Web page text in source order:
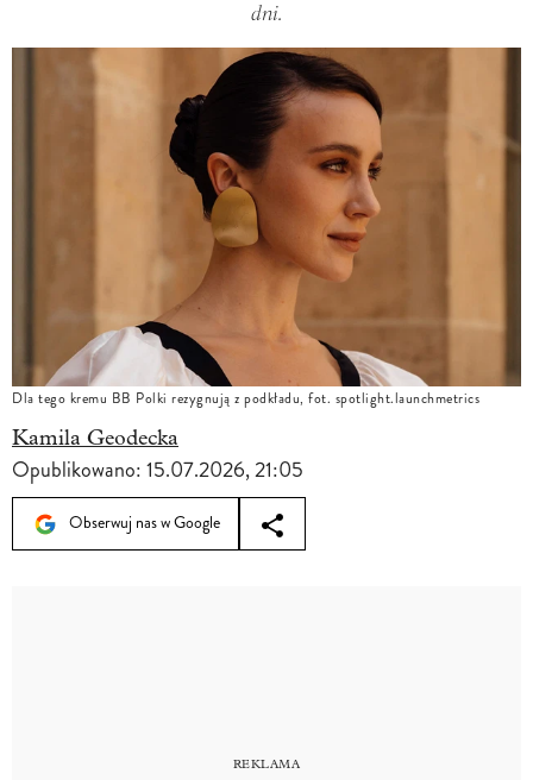
dni.
Dla tego kremu BB Polki rezygnują z podkładu, fot. spotlight.launchmetrics
Kamila Geodecka
Opublikowano:15.07.2026, 21:05
Obserwuj nas w Google